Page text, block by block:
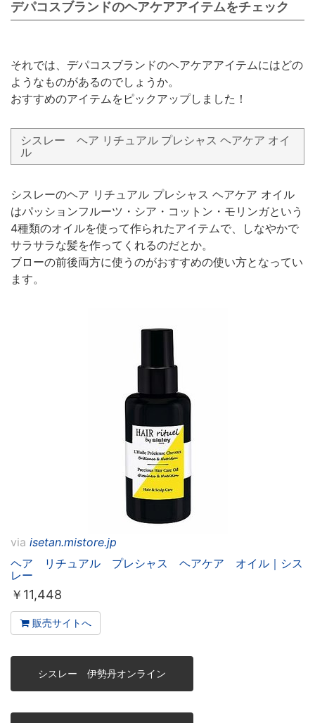
デパコスブランドのヘアケアアイテムをチェック
それでは、デパコスブランドのヘアケアアイテムにはどの
ようなものがあるのでしょうか。
おすすめのアイテムをピックアップしました！
シスレー ヘア リチュアル プレシャス ヘアケア オイ
ル
シスレーのヘア リチュアル プレシャス ヘアケア オイル
はパッションフルーツ・シア・コットン・モリンガという
4種類のオイルを使って作られたアイテムで、しなやかで
サラサラな髪を作ってくれるのだとか。
ブローの前後両方に使うのがおすすめの使い方となってい
ます。
via isetan.mistore.jp
ヘア リチュアル プレシャス ヘアケア オイル｜シス
レー
￥ 11,448
販売サイトへ
シスレー 伊勢丹オンライン